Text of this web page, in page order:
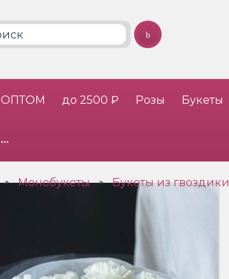
ОПТОМ до 2500 ₽ Розы Букеты
•••
» Монобукеты » Букеты из гвоздики